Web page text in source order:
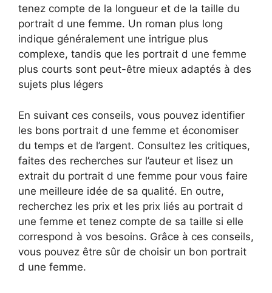
tenez compte de la longueur et de la taille du
portrait d une femme. Un roman plus long
indique généralement une intrigue plus
complexe, tandis que les portrait d une femme
plus courts sont peut-être mieux adaptés à des
sujets plus légers
En suivant ces conseils, vous pouvez identifier
les bons portrait d une femme et économiser
du temps et de l’argent. Consultez les critiques,
faites des recherches sur l’auteur et lisez un
extrait du portrait d une femme pour vous faire
une meilleure idée de sa qualité. En outre,
recherchez les prix et les prix liés au portrait d
une femme et tenez compte de sa taille si elle
correspond à vos besoins. Grâce à ces conseils,
vous pouvez être sûr de choisir un bon portrait
d une femme.